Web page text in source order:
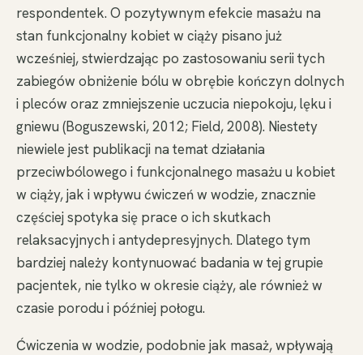
respondentek. O pozytywnym efekcie masażu na
stan funkcjonalny kobiet w ciąży pisano już
wcześniej, stwierdzając po zastosowaniu serii tych
zabiegów obniżenie bólu w obrębie kończyn dolnych
i pleców oraz zmniejszenie uczucia niepokoju, lęku i
gniewu (Boguszewski, 2012; Field, 2008). Niestety
niewiele jest publikacji na temat działania
przeciwbólowego i funkcjonalnego masażu u kobiet
w ciąży, jak i wpływu ćwiczeń w wodzie, znacznie
częściej spotyka się prace o ich skutkach
relaksacyjnych i antydepresyjnych. Dlatego tym
bardziej należy kontynuować badania w tej grupie
pacjentek, nie tylko w okresie ciąży, ale również w
czasie porodu i później połogu.
Ćwiczenia w wodzie, podobnie jak masaż, wpływają